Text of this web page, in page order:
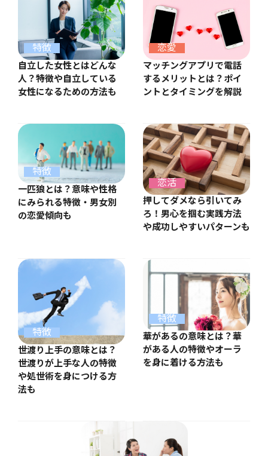
特徴
自立した女性とはどんな
人？特徴や自立している
女性になるための方法も
恋愛
マッチングアプリで電話
するメリットとは？ポイ
ントとタイミングを解説
特徴
一匹狼とは？意味や性格
にみられる特徴・男女別
の恋愛傾向も
恋活
押してダメなら引いてみ
ろ！男心を掴む実践方法
や成功しやすいパターンも
特徴
世渡り上手の意味とは？
世渡りが上手な人の特徴
や処世術を身につける方
法も
特徴
華があるの意味とは？華
がある人の特徴やオーラ
を身に着ける方法も